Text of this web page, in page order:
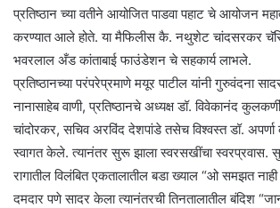
प्रतिष्ठान च्या वतीने आयोजित पाडवा पहाट चे आयोजन
करण्यात आले होते. या मैफिलीस कै. नथुशेट चांदसरकर
भवरलाल अँड कांताबाई फाउंडेशन चे सहकार्य लाभले.
प्रतिष्ठानच्या परंपरेप्रमाणे मयूर पाटील यांनी गुरुवंदना
नानासाहेब वाणी, प्रतिष्ठानचे अध्यक्ष डॉ. विवेकानंद
चांदोरकर, सचिव अरविंद देशपांडे तसेच विश्वस्त डॉ. अपर्णा
स्वागत केले. त्यानंतर सुरू झाला स्वरसखींचा स्वरप्रवास.
रागातील विलंबित एकतालातील बडा ख्याल “ओ समझत
दमदार पणे सादर केला त्यानंतरची तिनतालातील बंदिश